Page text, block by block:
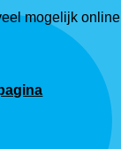
mogelijk online